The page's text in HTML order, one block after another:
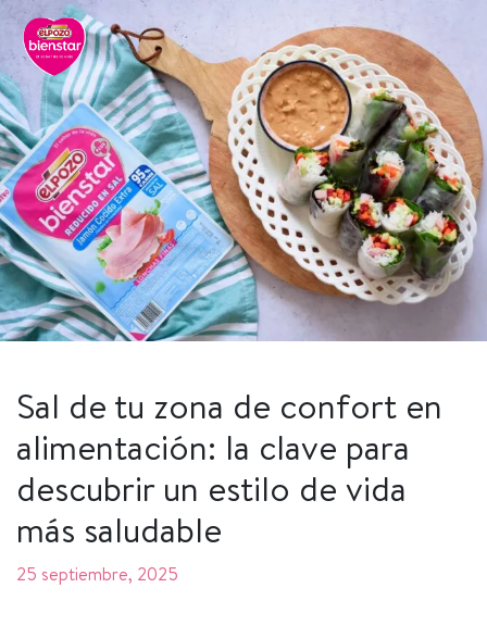
Sal de tu zona de confort en
alimentación: la clave para
descubrir un estilo de vida
más saludable
25 septiembre, 2025